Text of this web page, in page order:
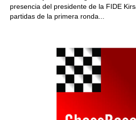
presencia del presidente de la FIDE
partidas de la primera ronda...